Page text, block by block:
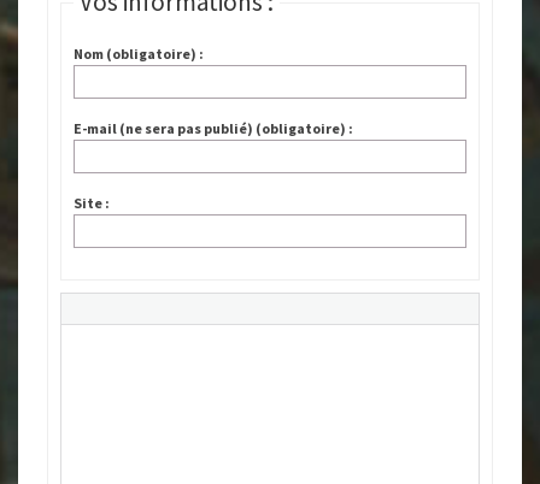
Nom (obligatoire) :
E-mail (ne sera pas publié) (obligatoire) :
Site :